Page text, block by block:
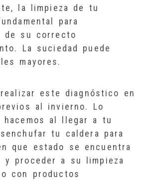
la limpieza de tu
para
de su correcto
La suciedad puede
mayores.
este diagnóstico en
al invierno. Lo
hacemos al llegar a tu
tu caldera para
que estado se encuentra
y proceder a su limpieza
con productos